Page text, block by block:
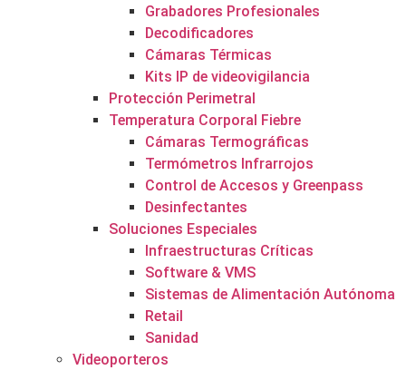
Grabadores Profesionales
Decodificadores
Cámaras Térmicas
Kits IP de videovigilancia
Protección Perimetral
Temperatura Corporal Fiebre
Cámaras Termográficas
Termómetros Infrarrojos
Control de Accesos y Greenpass
Desinfectantes
Soluciones Especiales
Infraestructuras Críticas
Software & VMS
Sistemas de Alimentación Autónoma
Retail
Sanidad
Videoporteros